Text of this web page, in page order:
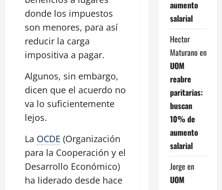
donde los impuestos
son menores, para así
reducir la carga
impositiva a pagar.
Algunos, sin embargo,
dicen que el acuerdo no
va lo suficientemente
lejos.
La OCDE (Organización
para la Cooperación y el
Desarrollo Económico)
ha liderado desde hace
aumento
salarial
Hector
Maturano en
UOM
reabre
paritarias:
buscan
10% de
aumento
salarial
Jorge en
UOM